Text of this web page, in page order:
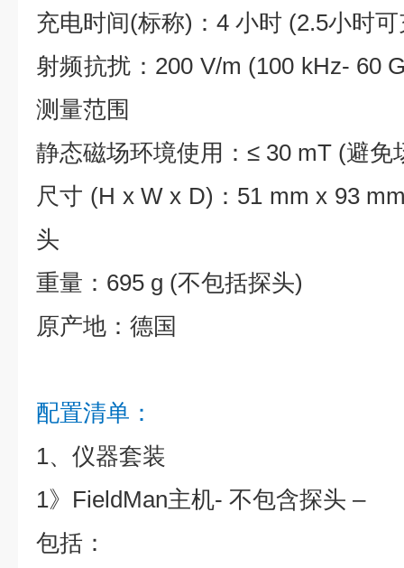
充电时间(标称)：4 小时 (2.5小时
射频抗扰：200 V/m (100 kHz- 60
测量范围
静态磁场环境使用：≤ 30 mT (避免
尺寸 (H x W x D)：51 mm x 93
头
重量：695 g (不包括探头)
原产地：德国
配置清单：
1、仪器套装
1》FieldMan主机- 不包含探头 –
包括：